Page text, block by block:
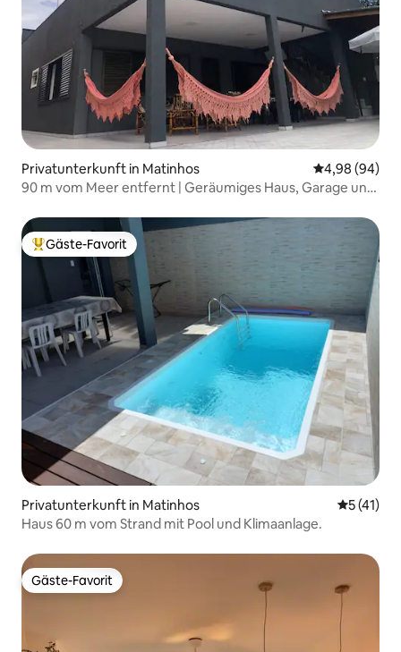
Privatunterkunft in Matinhos
4,98 (94)
90 m vom Meer entfernt | Geräumiges Haus, Garage und
Beliebter Gäste-Favorit.
Gäste-Favorit
Privatunterkunft in Matinhos
5 (41)
Haus 60 m vom Strand mit Pool und Klimaanlage.
Gäste-Favorit
Gäste-Favorit